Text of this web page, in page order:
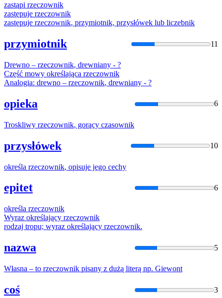
zastąpi rzeczownik
zastępuje rzeczownik
zastępuje rzeczownik, przymiotnik, przysłówek lub liczebnik
przymiotnik 11
Drewno – rzeczownik, drewniany - ?
Część mowy określająca rzeczownik
Analogia: drewno – rzeczownik, drewniany - ?
opieka 6
Troskliwy rzeczownik, gorący czasownik
przysłówek 10
określa rzeczownik, opisuje jego cechy
epitet 6
określa rzeczownik
Wyraz określający rzeczownik
rodzaj tropu; wyraz określający rzeczownik.
nazwa 5
Własna – to rzeczownik pisany z dużą literą np. Giewont
coś 3